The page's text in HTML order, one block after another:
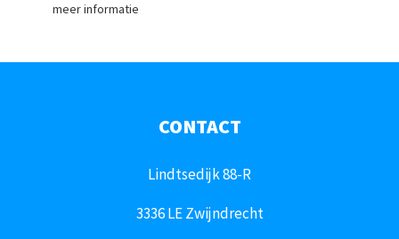
meer informatie
CONTACT
Lindtsedijk 88-R
3336 LE Zwijndrecht